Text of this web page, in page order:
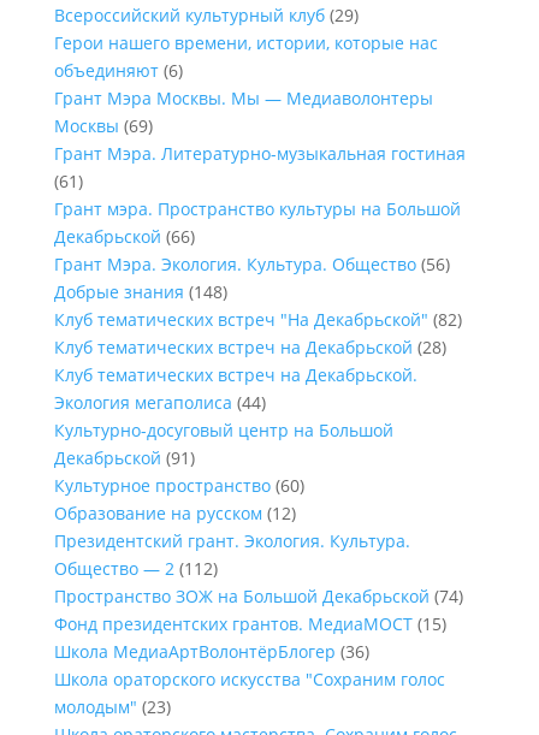
Всероссийский культурный клуб(29)
Герои нашего времени, истории, которые нас
объединяют(6)
Грант Мэра Москвы. Мы — Медиаволонтеры
Москвы (69)
Грант Мэра. Литературно-музыкальная гостиная
(61)
Грант мэра. Пространство культуры на Большой
Декабрьской (66)
Грант Мэра. Экология. Культура. Общество(56)
Добрые знания (148)
Клуб тематических встреч "На Декабрьской" (82)
Клуб тематических встреч на Декабрьской (28)
Клуб тематических встреч на Декабрьской.
Экология мегаполиса (44)
Культурно-досуговый центр на Большой
Декабрьской (91)
Культурное пространство(60)
Образование на русском (12)
Президентский грант. Экология. Культура.
Общество — 2(112)
Пространство ЗОЖ на Большой Декабрьской (74)
Фонд президентских грантов. МедиаМОСТ(15)
Школа МедиаАртВолонтёрБлогер (36)
Школа ораторского искусства "Сохраним голос
молодым" (23)